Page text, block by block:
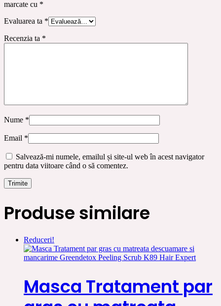
marcate cu *
Evaluarea ta *
Recenzia ta *
Nume *
Email *
Salvează-mi numele, emailul și site-ul web în acest navigator
pentru data viitoare când o să comentez.
Produse similare
Reduceri!
Masca Tratament par